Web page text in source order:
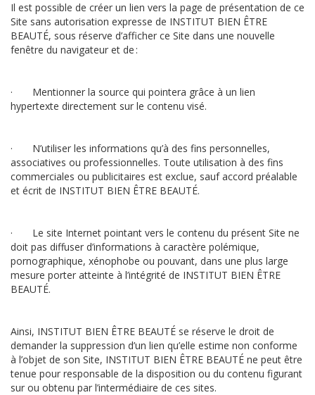
Il est possible de créer un lien vers la page de présentation de ce
Site sans autorisation expresse de INSTITUT BIEN ÊTRE
BEAUTÉ, sous réserve d’afficher ce Site dans une nouvelle
fenêtre du navigateur et de :
· Mentionner la source qui pointera grâce à un lien
hypertexte directement sur le contenu visé.
· N’utiliser les informations qu’à des fins personnelles,
associatives ou professionnelles. Toute utilisation à des fins
commerciales ou publicitaires est exclue, sauf accord préalable
et écrit de INSTITUT BIEN ÊTRE BEAUTÉ.
· Le site Internet pointant vers le contenu du présent Site ne
doit pas diffuser d’informations à caractère polémique,
pornographique, xénophobe ou pouvant, dans une plus large
mesure porter atteinte à l’intégrité de INSTITUT BIEN ÊTRE
BEAUTÉ.
Ainsi, INSTITUT BIEN ÊTRE BEAUTÉ se réserve le droit de
demander la suppression d’un lien qu’elle estime non conforme
à l’objet de son Site, INSTITUT BIEN ÊTRE BEAUTÉ ne peut être
tenue pour responsable de la disposition ou du contenu figurant
sur ou obtenu par l’intermédiaire de ces sites.